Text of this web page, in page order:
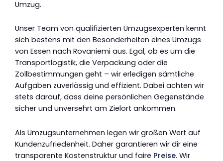
Umzug.
Unser Team von qualifizierten Umzugsexperten kennt
sich bestens mit den Besonderheiten eines Umzugs
von Essen nach Rovaniemi aus. Egal, ob es um die
Transportlogistik, die Verpackung oder die
Zollbestimmungen geht – wir erledigen sämtliche
Aufgaben zuverlässig und effizient. Dabei achten wir
stets darauf, dass deine persönlichen Gegenstände
sicher und unversehrt am Zielort ankommen.
Als Umzugsunternehmen legen wir großen Wert auf
Kundenzufriedenheit. Daher garantieren wir dir eine
transparente Kostenstruktur und faire Preise. Wir